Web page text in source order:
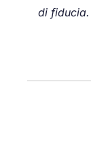
di fiducia.